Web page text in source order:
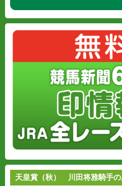
天皇賞（秋） 川田将雅騎手の